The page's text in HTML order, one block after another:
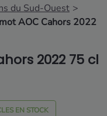
du Sud-Ouest
AOC Cahors 2022
2022 75 cl
EN STOCK